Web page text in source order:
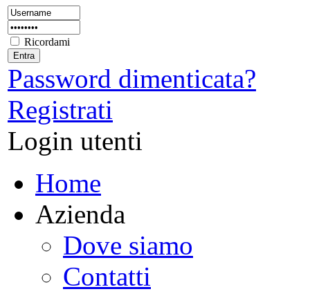
Ricordami
Password dimenticata?
Registrati
Login utenti
Home
Azienda
Dove siamo
Contatti